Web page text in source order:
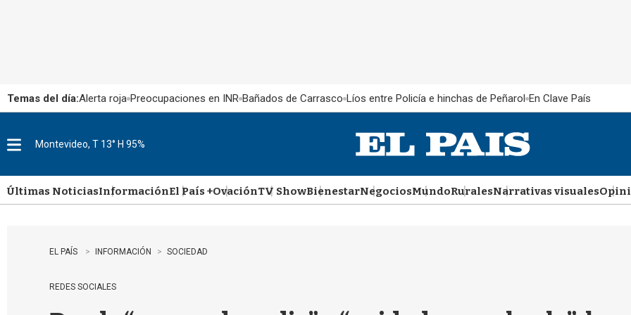
Temas del día:Alerta roja Preocupaciones en INR Bañados de Carrasco Líos entre Policía e hinchas de Peñarol En Clave País
u
Montevideo, T 13° H 95%
Últimas NoticiasInformaciónEl País +OvaciónTV ShowBienestarNegociosMundoRuralesNarrativas visuales
EL PAÍS INFORMACIÓN SOCIEDAD
REDES SOCIALES